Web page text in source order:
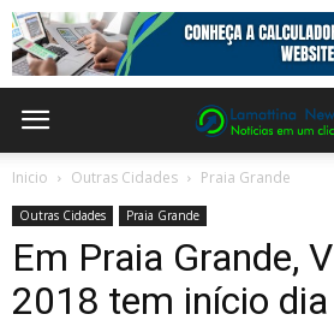
Inicio Outras Cidades Praia Grande
Outras Cidades Praia Grande
Em Praia Grande,
2018 tem início dia